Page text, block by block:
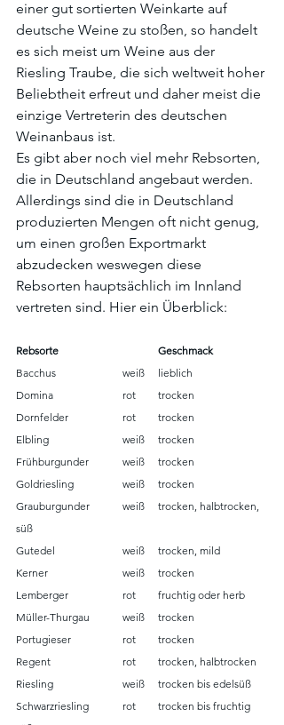
einer gut sortierten Weinkarte auf
deutsche Weine zu stoßen, so handelt
es sich meist um Weine aus der
Riesling Traube, die sich weltweit hoher
Beliebtheit erfreut und daher meist die
einzige Vertreterin des deutschen
Weinanbaus ist.
Es gibt aber noch viel mehr Rebsorten,
die in Deutschland angebaut werden.
Allerdings sind die in Deutschland
produzierten Mengen oft nicht genug,
um einen großen Exportmarkt
abzudecken weswegen diese
Rebsorten hauptsächlich im Innland
vertreten sind. Hier ein Überblick:
Rebsorte			Geschmack
Bacchus		weiß	lieblich
Domina		rot	trocken
Dornfelder		rot	trocken
Elbling			weiß	trocken
Frühburgunder	weiß	trocken
Goldriesling		weiß	trocken
Grauburgunder	weiß	trocken, halb­trocken,
süß
Gutedel		weiß	trocken, mild
Kerner			weiß	trocken
Lemberger		rot	fruchtig oder herb
Müller-Thurgau	weiß	trocken
Portugieser		rot	trocken
Regent		rot	trocken, halb­trocken
Riesling		weiß	trocken bis edelsüß
Schwarzriesling	rot	trocken bis fruchtig